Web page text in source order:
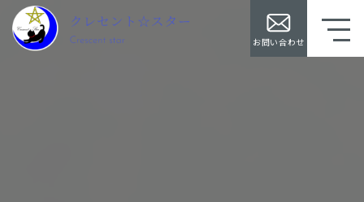
お問い合わせ